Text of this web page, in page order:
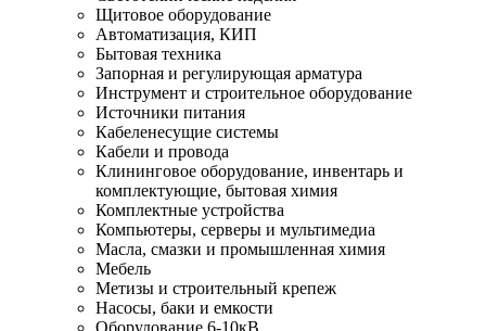
Щитовое оборудование
Автоматизация, КИП
Бытовая техника
Запорная и регулирующая арматура
Инструмент и строительное оборудование
Источники питания
Кабеленесущие системы
Кабели и провода
Клининговое оборудование, инвентарь и
комплектующие, бытовая химия
Комплектные устройства
Компьютеры, серверы и мультимедиа
Масла, смазки и промышленная химия
Мебель
Метизы и строительный крепеж
Насосы, баки и емкости